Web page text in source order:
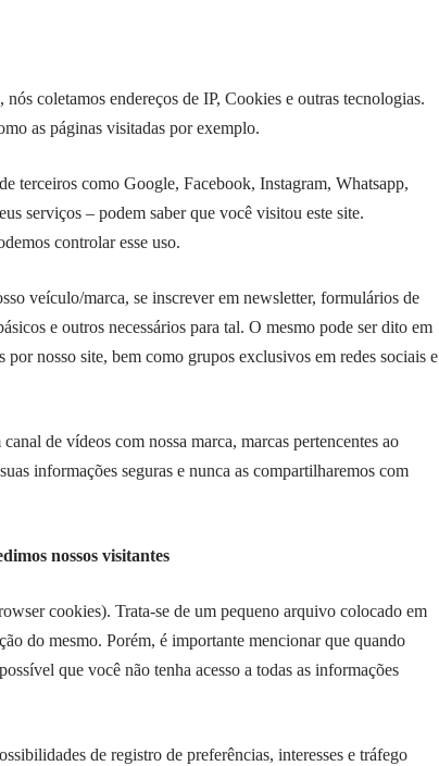
, nós coletamos endereços de IP, Cookies e outras tecnologias.
as páginas visitadas por exemplo.
terceiros como Google, Facebook, Instagram, Whatsapp,
serviços – podem saber que você visitou este site.
controlar esse uso.
veículo/marca, se inscrever em newsletter, formulários de
e outros necessários para tal. O mesmo pode ser dito em
nosso site, bem como grupos exclusivos em redes sociais e
de vídeos com nossa marca, marcas pertencentes ao
informações seguras e nunca as compartilharemos com
nossos visitantes
cookies). Trata-se de um pequeno arquivo colocado em
do mesmo. Porém, é importante mencionar que quando
que você não tenha acesso a todas as informações
de registro de preferências, interesses e tráfego